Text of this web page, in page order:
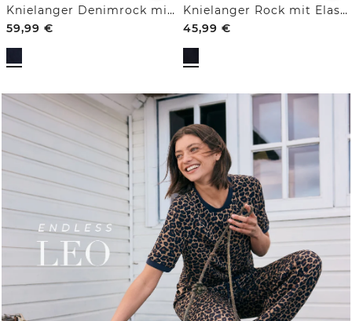
Knielanger Denimrock mit Gürteldetail
59,99 €
Knielanger Rock mit Elastikbund
45,99 €